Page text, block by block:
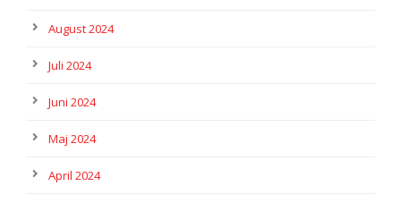
August 2024
Juli 2024
Juni 2024
Maj 2024
April 2024